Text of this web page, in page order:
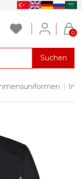
0
Suchen
|